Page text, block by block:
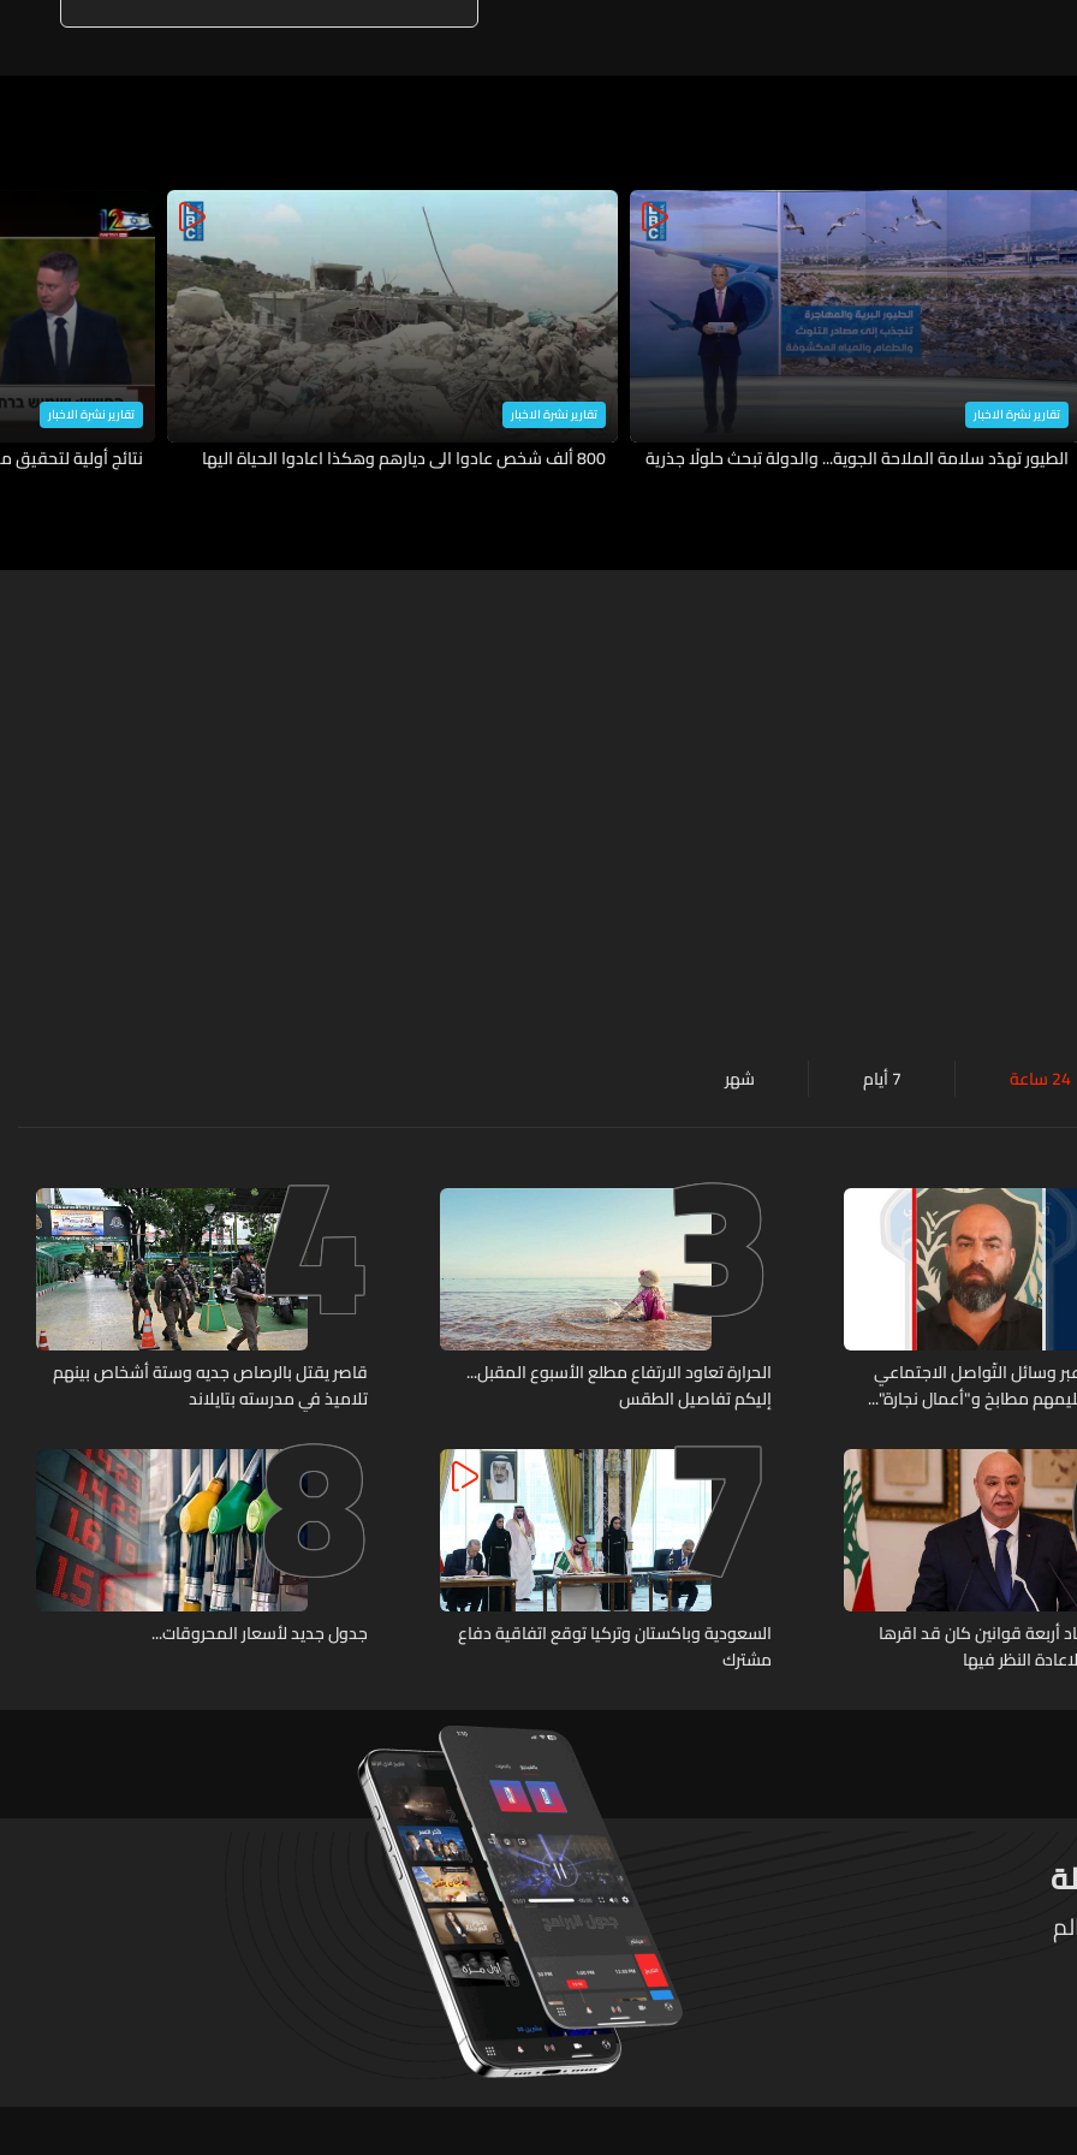
تقارير نشرة الاخبار
الطيور تهدّد سلامة الملاحة الجوية... والدولة تبحث حلولًا جذرية
تقارير نشرة الاخبار
800 ألف شخص عادوا الى ديارهم وهكذا اعادوا الحياة اليها
تقارير نشرة الاخبار
نتائج أولية
24 ساعة 7 أيام شهر
وسائل التّواصل الاجتماعي
مطابخ و"أعمال نجارة"...
3
الحرارة تعاود الارتفاع مطلع الأسبوع المقبل...
إليكم تفاصيل الطقس
4
قاصر يقتل بالرصاص جديه وستة أشخاص بينهم
تلاميذ في مدرسته بتايلاند
أربعة قوانين كان قد اقرها
النظر فيها
7
السعودية وباكستان وتركيا توقع اتفاقية دفاع
مشترك
8
جدول جديد لأسعار المحروقات...